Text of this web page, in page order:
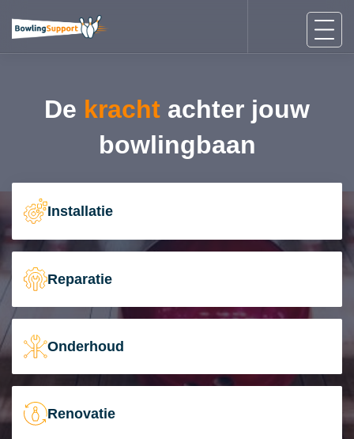
De kracht achter jouw
bowlingbaan
Installatie
Reparatie
Onderhoud
Renovatie